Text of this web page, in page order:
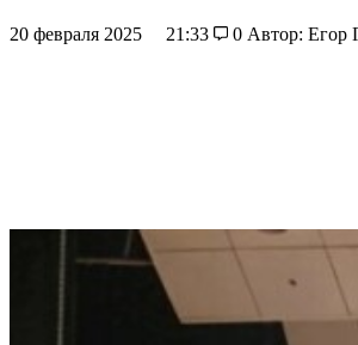
20 февраля 2025 21:33 0 Автор: Егор